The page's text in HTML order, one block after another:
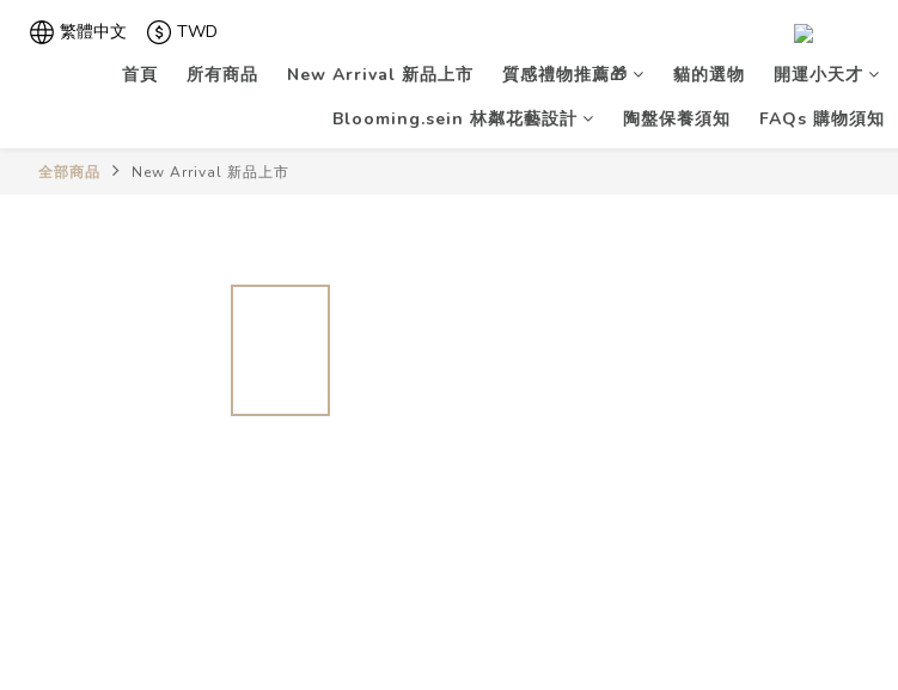
繁體中文 TWD
首頁
所有商品 New Arrival 新品上市 質感禮物推薦🎁 貓的選物 開運小天才
Blooming.sein 林粼花藝設計
陶盤保養須知 FAQs 購物須知
全部商品 New Arrival 新品上市